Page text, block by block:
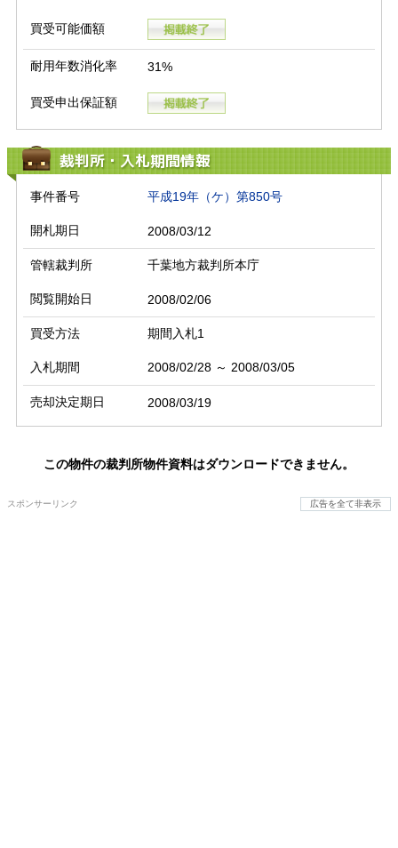
買受可能価額
耐用年数消化率 31%
買受申出保証額
裁判所・入札期間情報
事件番号 平成19年（ケ）第850号
開札期日 2008/03/12
管轄裁判所 千葉地方裁判所本庁
閲覧開始日 2008/02/06
買受方法 期間入札1
入札期間 2008/02/28 ～ 2008/03/05
売却決定期日 2008/03/19
この物件の裁判所物件資料はダウンロードできません。
スポンサーリンク 広告を全て非表示